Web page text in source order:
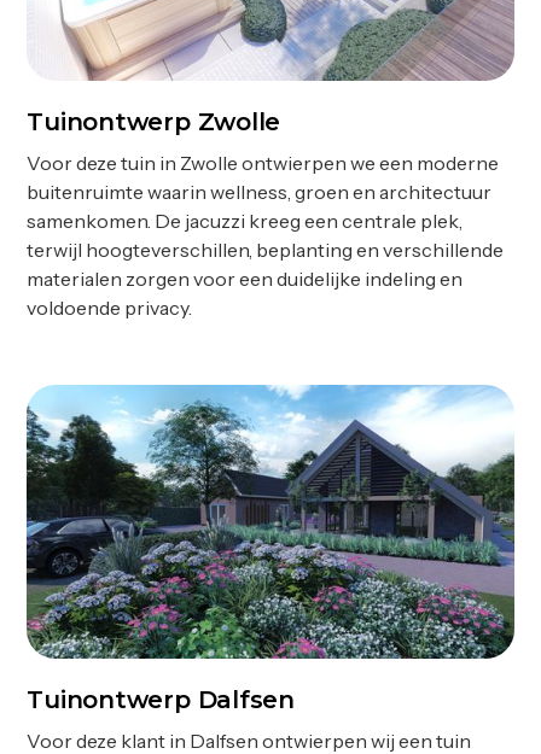
Ontwerp
Tuinontwerp Zwolle
Voor deze tuin in Zwolle ontwierpen we een moderne
buitenruimte waarin wellness, groen en architectuur
samenkomen. De jacuzzi kreeg een centrale plek,
terwijl hoogteverschillen, beplanting en verschillende
materialen zorgen voor een duidelijke indeling en
voldoende privacy.
Ontwerp
Tuinontwerp Dalfsen
Voor deze klant in Dalfsen ontwierpen wij een tuin